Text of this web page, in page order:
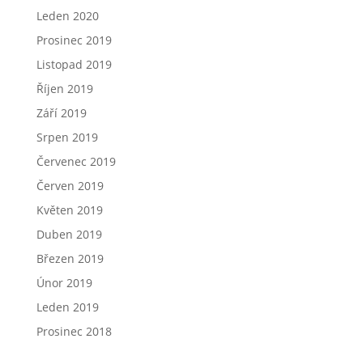
Leden 2020
Prosinec 2019
Listopad 2019
Říjen 2019
Září 2019
Srpen 2019
Červenec 2019
Červen 2019
Květen 2019
Duben 2019
Březen 2019
Únor 2019
Leden 2019
Prosinec 2018